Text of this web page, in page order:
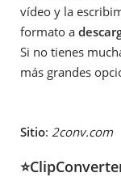
vídeo y la
formato a
Si no tienes
más grandes
Sitio: 2conv.com